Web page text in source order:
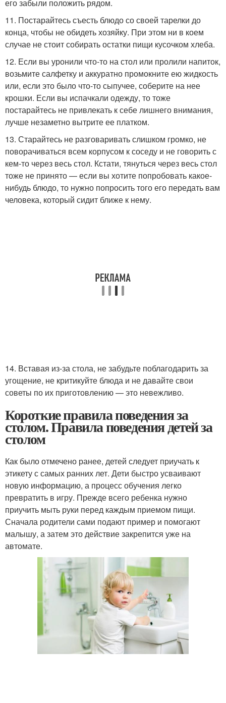
его забыли положить рядом.
11. Постарайтесь съесть блюдо со своей тарелки до
конца, чтобы не обидеть хозяйку. При этом ни в коем
случае не стоит собирать остатки пищи кусочком хлеба.
12. Если вы уронили что-то на стол или пролили напиток,
возьмите салфетку и аккуратно промокните ею жидкость
или, если это было что-то сыпучее, соберите на нее
крошки. Если вы испачкали одежду, то тоже
постарайтесь не привлекать к себе лишнего внимания,
лучше незаметно вытрите ее платком.
13. Старайтесь не разговаривать слишком громко, не
поворачиваться всем корпусом к соседу и не говорить с
кем-то через весь стол. Кстати, тянуться через весь стол
тоже не принято — если вы хотите попробовать какое-
нибудь блюдо, то нужно попросить того его передать вам
человека, который сидит ближе к нему.
14. Вставая из-за стола, не забудьте поблагодарить за
угощение, не критикуйте блюда и не давайте свои
советы по их приготовлению — это невежливо.
Короткие правила поведения за
столом. Правила поведения детей за
столом
Как было отмечено ранее, детей следует приучать к
этикету с самых ранних лет. Дети быстро усваивают
новую информацию, а процесс обучения легко
превратить в игру. Прежде всего ребенка нужно
приучить мыть руки перед каждым приемом пищи.
Сначала родители сами подают пример и помогают
малышу, а затем это действие закрепится уже на
автомате.